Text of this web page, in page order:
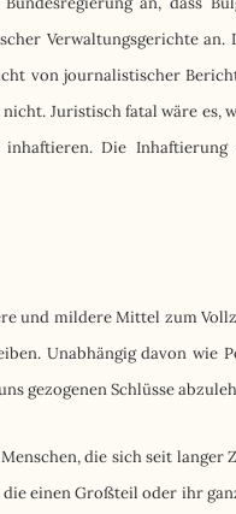
Verwaltungsgerichte an.
von journalistischer
Juristisch fatal wäre es,
Die
und mildere Mittel zum
Unabhängig davon wie
gezogenen Schlüsse
die sich seit
einen Großteil oder ihr